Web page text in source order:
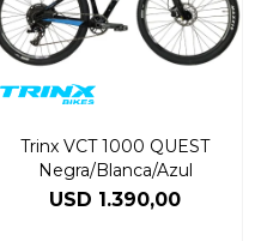
Trinx VCT 1000 QUEST
Negra/Blanca/Azul
USD 1.390,00